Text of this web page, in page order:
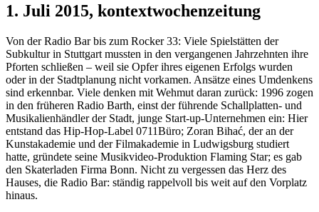
1. Juli 2015, kontextwochenzeitung
Von der Radio Bar bis zum Rocker 33: Viele Spielstätten der
Subkultur in Stuttgart mussten in den vergangenen Jahrzehnten ihre
Pforten schließen – weil sie Opfer ihres eigenen Erfolgs wurden
oder in der Stadtplanung nicht vorkamen. Ansätze eines Umdenkens
sind erkennbar. Viele denken mit Wehmut daran zurück: 1996 zogen
in den früheren Radio Barth, einst der führende Schallplatten- und
Musikalienhändler der Stadt, junge Start-up-Unternehmen ein: Hier
entstand das Hip-Hop-Label 0711Büro; Zoran Bihać, der an der
Kunstakademie und der Filmakademie in Ludwigsburg studiert
hatte, gründete seine Musikvideo-Produktion Flaming Star; es gab
den Skaterladen Firma Bonn. Nicht zu vergessen das Herz des
Hauses, die Radio Bar: ständig rappelvoll bis weit auf den Vorplatz
hinaus.